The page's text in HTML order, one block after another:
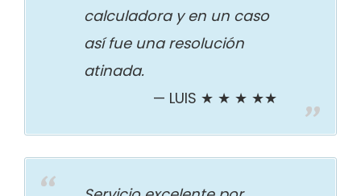
calculadora y en un caso
así fue una resolución
atinada.
LUIS ★ ★ ★ ★★